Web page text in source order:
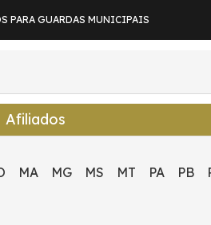
PARA GUARDAS MUNICIPAIS
Afiliados
MA MG MS MT PA PB